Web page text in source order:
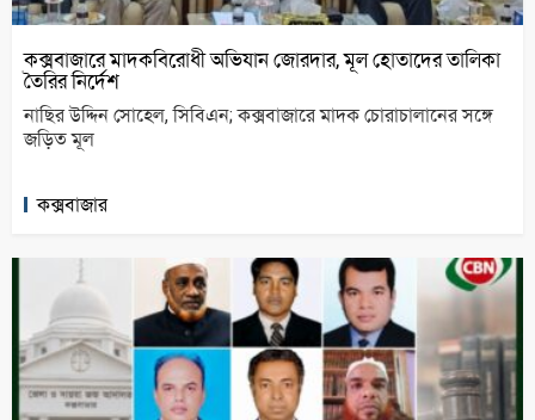
কক্সবাজারে মাদকবিরোধী অভিযান জোরদার, মূল হোতাদের তালিকা
তৈরির নির্দেশ
নাছির উদ্দিন সোহেল, সিবিএন; কক্সবাজারে মাদক চোরাচালানের সঙ্গে
জড়িত মূল
কক্সবাজার